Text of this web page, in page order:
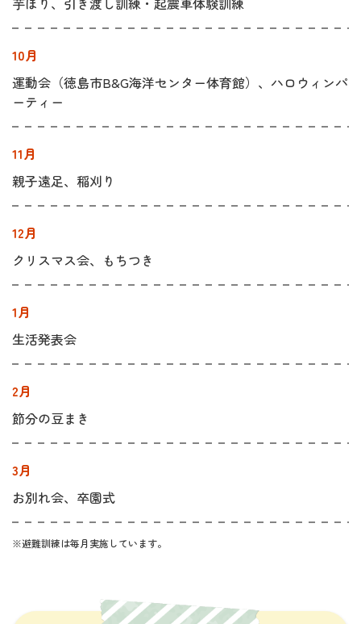
10月
運動会（徳島市B&G海洋センター体育館）、ハロウィンパ
ーティー
11月
親子遠足、稲刈り
12月
クリスマス会、もちつき
1月
生活発表会
2月
節分の豆まき
3月
お別れ会、卒園式
※避難訓練は毎月実施しています。